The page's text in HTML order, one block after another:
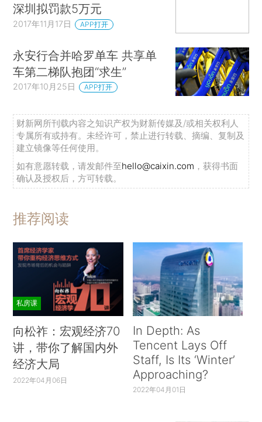
深圳拟罚款5万元
2017年11月17日 APP打开
永安行合并哈罗单车 共享单
车第二梯队抱团“求生”
2017年10月25日 APP打开
财新网所刊载内容之知识产权为财新传媒及/或相关权利人
专属所有或持有。未经许可，禁止进行转载、摘编、复制及
建立镜像等任何使用。
如有意愿转载，请发邮件至hello@caixin.com ，获得书面
确认及授权后，方可转载。
推荐阅读
私房课
向松祚：宏观经济70
讲，带你了解国内外
经济大局
2022年04月06日
In Depth: As
Tencent Lays Off
Staff, Is Its ‘Winter’
Approaching?
2022年04月01日